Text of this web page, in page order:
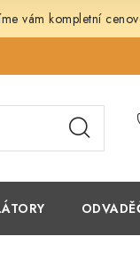
vám kompletní